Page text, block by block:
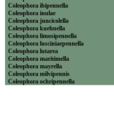
Coleophora ibipennella
Coleophora inulae
Coleophora juncicolella
Coleophora kuehnella
Coleophora limosipennella
Coleophora lusciniaepennella
Coleophora lutarea
Coleophora maritimella
Coleophora mayrella
Coleophora milvipennis
Coleophora ochripennella